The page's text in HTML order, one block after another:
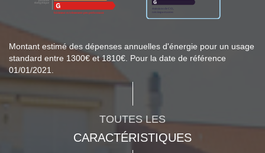
Montant estimé des dépenses annuelles d'énergie pour un usage
standard entre 1300€ et 1810€. Pour la date de référence
01/01/2021.
TOUTES LES
CARACTÉRISTIQUES